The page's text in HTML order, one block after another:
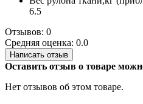
6.5
Отзывов: 0
Средняя оценка: 0.0
Написать отзыв
Оставить отзыв о товаре
Нет отзывов об этом товаре.